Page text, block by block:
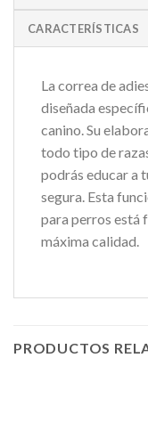
CARACTERÍSTICAS
La correa de
diseñada
canino. Su
todo tipo de
podrás educar a
segura. Esta
para perros está
máxima calidad.
PRODUCTOS